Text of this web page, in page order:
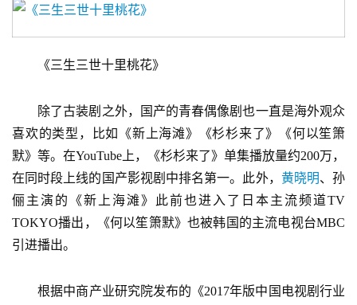
《三生三世十里桃花》
除了古装剧之外，国产的青春偶像剧也一直是海外观众
喜欢的类型，比如《新上海滩》《杉杉来了》《何以笙箫
默》等。在YouTube上，《杉杉来了》单集播放量约200万，
在同时段上线的国产影视剧中排名第一。此外， 黄晓明、孙
俪主演的《新上海滩》此前也进入了日本主流频道TV
TOKYO播出，《何以笙箫默》也被韩国的主流电视台MBC
引进播出。
根据中商产业研究院发布的《2017年版中国电视剧行业